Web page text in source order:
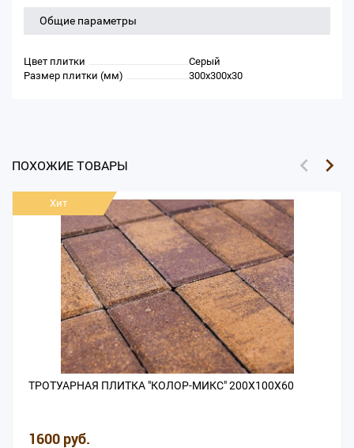
Общие параметры
Цвет плитки
Серый
Размер плитки (мм)
300х300х30
ПОХОЖИЕ ТОВАРЫ
ТРОТУАРНАЯ ПЛИТКА "КОЛОР-МИКС" 200Х100Х60
1600 руб.
Хит